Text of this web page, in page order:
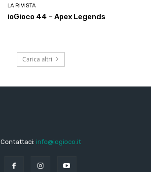
LA RIVISTA
ioGioco 44 – Apex Legends
Carica altri
Contattaci: info@iogioco.it